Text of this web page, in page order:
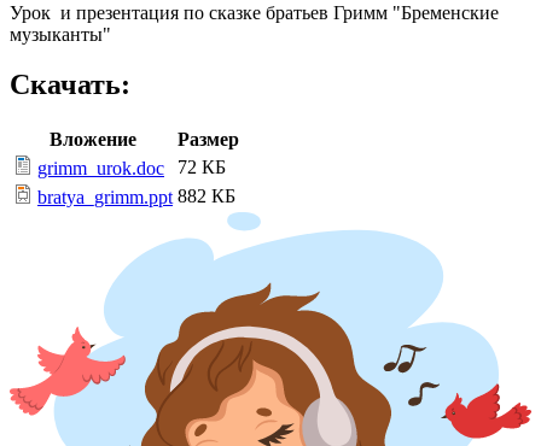
Урок и презентация по сказке братьев Гримм "Бременские
музыканты"
Скачать:
Вложение
Размер
grimm_urok.doc
72 КБ
bratya_grimm.ppt 882 КБ